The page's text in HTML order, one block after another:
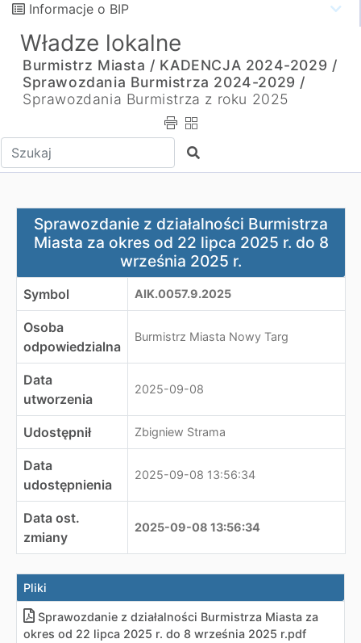
Informacje o BIP
Władze lokalne
Burmistrz Miasta / KADENCJA 2024-2029 /
Sprawozdania Burmistrza 2024-2029 /
Sprawozdania Burmistrza z roku 2025
Wpisz tekst do wyszukania Szukaj
Sprawozdanie z działalności Burmistrza Miasta za
Sprawozdanie z działalności Burmistrza
Miasta za okres od 22 lipca 2025 r. do 8
września 2025 r.
Symbol AIK.0057.9.2025
Osoba
odpowiedzialna
Burmistrz Miasta Nowy Targ
Data
utworzenia
2025-09-08
Udostępnił Zbigniew Strama
Data
udostępnienia
2025-09-08 13:56:34
Data ost.
zmiany
2025-09-08 13:56:34
Pliki
Sprawozdanie z działalności Burmistrza Miasta za
okres od 22 lipca 2025 r. do 8 września 2025 r.pdf